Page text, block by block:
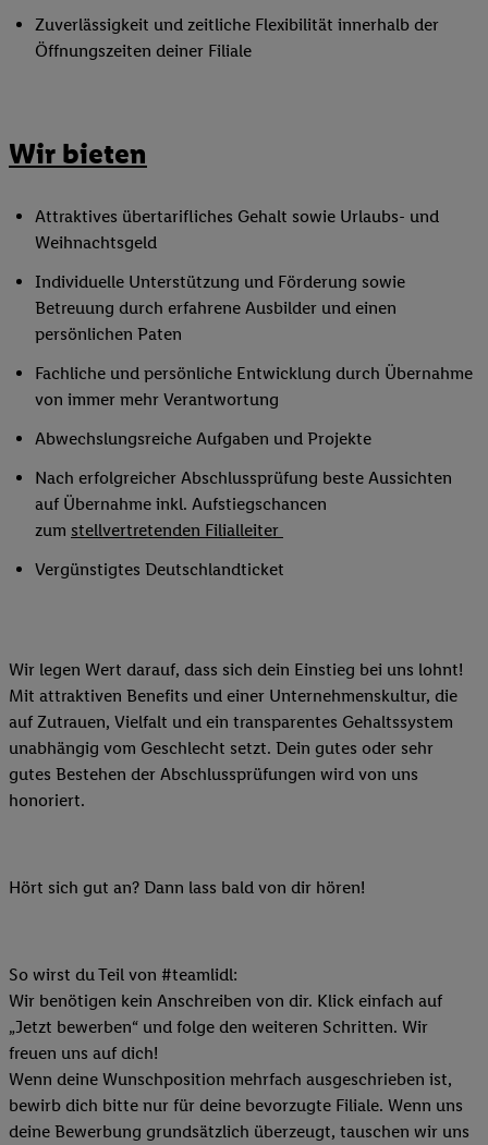
Zuverlässigkeit und zeitliche Flexibilität innerhalb der
Öffnungszeiten deiner Filiale
Wir bieten
Attraktives übertarifliches Gehalt sowie Urlaubs- und
Weihnachtsgeld
Individuelle Unterstützung und Förderung sowie
Betreuung durch erfahrene Ausbilder und einen
persönlichen Paten
Fachliche und persönliche Entwicklung durch Übernahme
von immer mehr Verantwortung
Abwechslungsreiche Aufgaben und Projekte
Nach erfolgreicher Abschlussprüfung beste Aussichten
auf Übernahme inkl. Aufstiegschancen
zum stellvertretenden Filialleiter
Vergünstigtes Deutschlandticket
Wir legen Wert darauf, dass sich dein Einstieg bei uns lohnt!
Mit attraktiven Benefits und einer Unternehmenskultur, die
auf Zutrauen, Vielfalt und ein transparentes Gehaltssystem
unabhängig vom Geschlecht setzt. Dein gutes oder sehr
gutes Bestehen der Abschlussprüfungen wird von uns
honoriert.
Hört sich gut an? Dann lass bald von dir hören!
So wirst du Teil von #teamlidl:
Wir benötigen kein Anschreiben von dir. Klick einfach auf
„Jetzt bewerben“ und folge den weiteren Schritten. Wir
freuen uns auf dich!
Wenn deine Wunschposition mehrfach ausgeschrieben ist,
bewirb dich bitte nur für deine bevorzugte Filiale. Wenn uns
deine Bewerbung grundsätzlich überzeugt, tauschen wir uns